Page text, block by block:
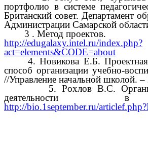
портфолио в системе
Британский совет. Департамент
Администрации Самарской
3 . Метод проектов.
http://edugalaxy.intel.ru/index.php?
act=elements&CODE=about
4. Новикова Е.Б. Проектная
способ организации учебно-
//Управление начальной школой.
5. Рохлов В.С.
деятельности
http://bio.1september.ru/